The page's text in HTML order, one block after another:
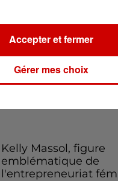
vous !
Kelly Massol, figure
emblématique de
l'entrepreneuriat
Gérer mes choix
Accepter et fermer